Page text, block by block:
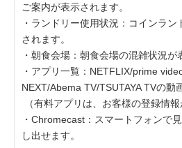
ご案内が表示されます。
・ランドリー使用状況：コインラ
されます。
・朝食会場：朝食会場の混雑状況が
・アプリ一覧：NETFLIX/prime
NEXT/Abema TV/TSUTAYA TVの動
（有料アプリは、お客様の登録情報
・Chromecast：スマートフォンで
し出せます。